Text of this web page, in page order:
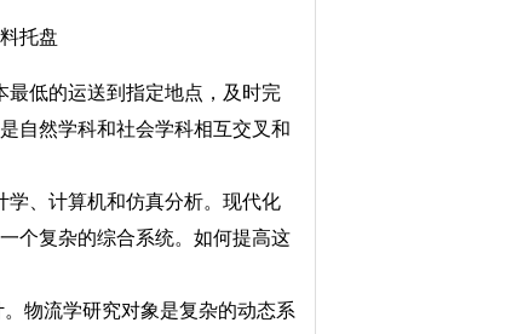
托盘
低的运送到指定地点，及时完
自然学科和社会学科相互交叉和
、计算机和仿真分析。现代化
个复杂的综合系统。如何提高这
物流学研究对象是复杂的动态系